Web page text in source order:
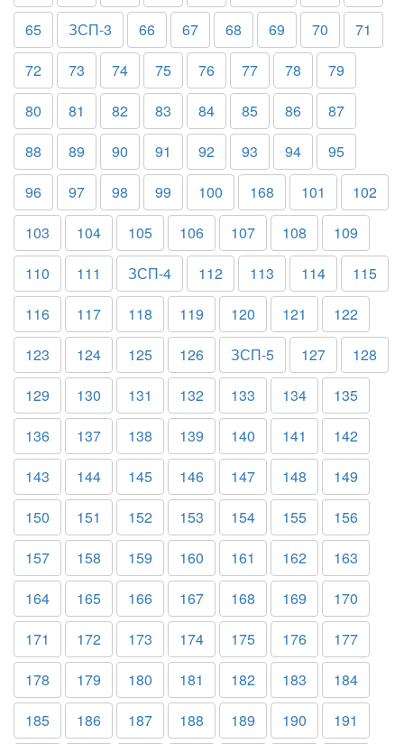
65
ЗСП-3 66 67 68 69 70
71
72
73 74 75 76 77 78
79
80
81 82 83 84 85 86
87
88
89 90 91 92 93 94
95
96
97 98 99 100 168 101
102
103
104 105 106 107 108
109
110
111 ЗСП-4 112 113 114
115
116
117 118 119 120 121
122
123
124 125 126 ЗСП-5 127
128
129
130 131 132 133 134
135
136
137 138 139 140 141
142
143
144 145 146 147 148
149
150
151 152 153 154 155
156
157
158 159 160 161 162
163
164
165 166 167 168 169
170
171
172 173 174 175 176
177
178
179 180 181 182 183
184
185
186 187 188 189 190
191